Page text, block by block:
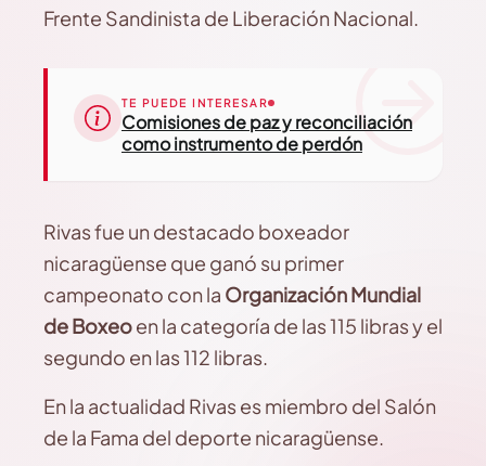
Frente Sandinista de Liberación Nacional.
TE PUEDE INTERESAR
Comisiones de paz y reconciliación
como instrumento de perdón
Rivas fue un destacado boxeador
nicaragüense que ganó su primer
campeonato con la Organización Mundial
de Boxeoen la categoría de las 115 libras y el
segundo en las 112 libras.
En la actualidad Rivas es miembro del Salón
de la Fama del deporte nicaragüense.